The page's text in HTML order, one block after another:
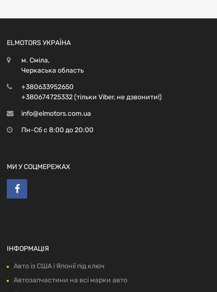
ELMOTORS УКРАЇНА
м. Сміла,
Черкаська область
+380633952650
+380674725332 (тільки Viber, не дзвонити!)
info@elmotors.com.ua
Пн-Сб с 8:00 до 20:00
МИ У СОЦМЕРЕЖАХ
ІНФОРМАЦІЯ
Авто із США і Японії під ключ
Автозапчастини на всі марки авто